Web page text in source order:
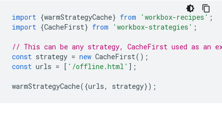
import {warmStrategyCache} from 'workbox-recipes' ;
import {CacheFirst} from 'workbox-strategies' ;
// This can be any strategy, CacheFirst used as an
const strategy = new CacheFirst();
const urls = [ '/offline.html' ];
warmStrategyCache({urls, strategy});